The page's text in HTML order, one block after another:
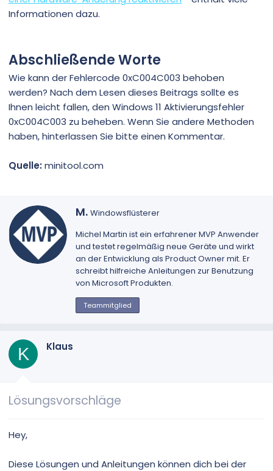
Informationen dazu.
Abschließende Worte
Wie kann der Fehlercode 0xC004C003 behoben
werden? Nach dem Lesen dieses Beitrags sollte es
Ihnen leicht fallen, den Windows 11 Aktivierungsfehler
0xC004C003 zu beheben. Wenn Sie andere Methoden
haben, hinterlassen Sie bitte einen Kommentar.
Quelle:minitool.com
G
s
c
h
r
i
M. Windowsflüsterer
Michel Martin ist ein erfahrener MVP Anwender
und testet regelmäßig neue Geräte und wirkt
an der Entwicklung als Product Owner mit. Er
schreibt hilfreiche Anleitungen zur Benutzung
von Microsoft Produkten.
Teammitglied
K Klaus
Lösungsvorschläge
Hey,
Diese Lösungen und Anleitungen können dich bei der